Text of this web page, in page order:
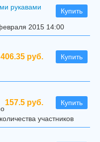
Купить
рукавами
2015 14:00
406.35 руб. Купить
157.5 руб. Купить
участников